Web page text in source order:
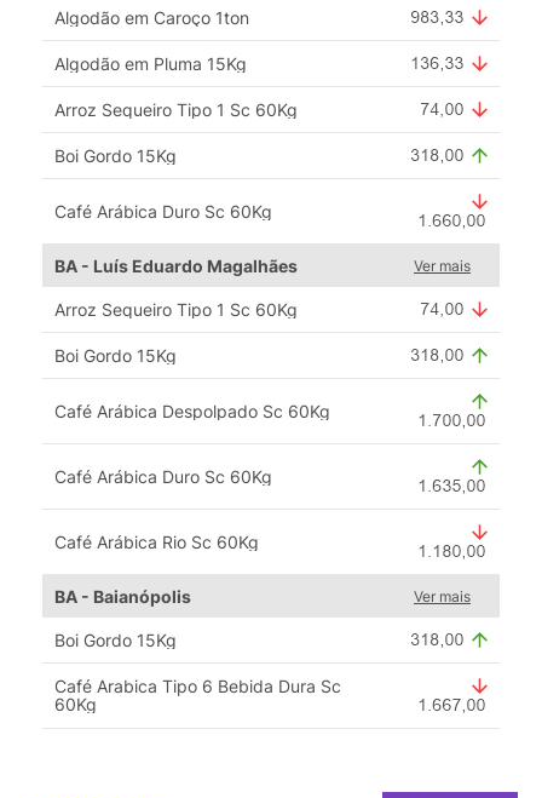
Algodão em Caroço 1ton
Algodão em Pluma 15Kg
Arroz Sequeiro Tipo 1 Sc 60Kg
Boi Gordo 15Kg
Café Arábica Duro Sc 60Kg
BA - Luís Eduardo Magalhães Ver mais
Arroz Sequeiro Tipo 1 Sc 60Kg
Boi Gordo 15Kg
Café Arábica Despolpado Sc 60Kg
Café Arábica Duro Sc 60Kg
Café Arábica Rio Sc 60Kg
BA - Baianópolis Ver mais
Boi Gordo 15Kg
Café Arabica Tipo 6 Bebida Dura Sc
60Kg